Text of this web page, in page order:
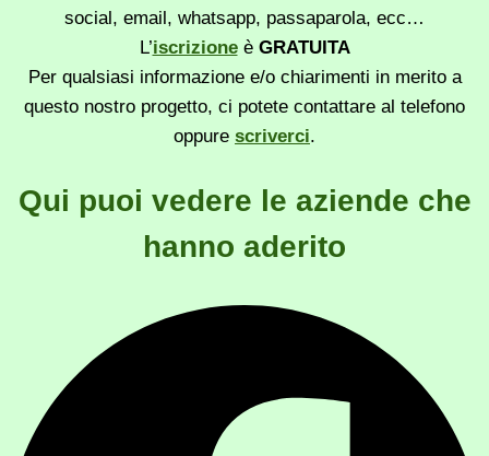
social, email, whatsapp, passaparola, ecc…
L’iscrizioneè GRATUITA
Per qualsiasi informazione e/o chiarimenti in merito a
questo nostro progetto, ci potete contattare al telefono
oppure scriverci.
Qui puoi vedere le aziende che
hanno aderito